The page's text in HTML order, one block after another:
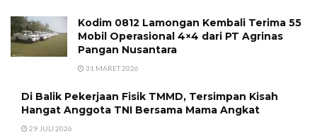
Kodim 0812 Lamongan Kembali Terima 55
Mobil Operasional 4×4 dari PT Agrinas
Pangan Nusantara
31 MARET 2026
Di Balik Pekerjaan Fisik TMMD, Tersimpan Kisah
Hangat Anggota TNI Bersama Mama Angkat
29 JULI 2026